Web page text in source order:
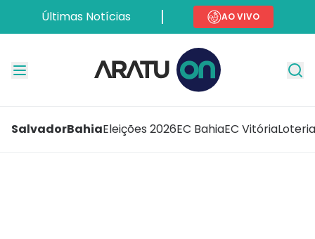
Últimas Notícias AO VIVO
SalvadorBahiaEleições 2026EC BahiaEC Vitória